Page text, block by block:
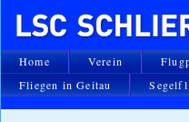
Home Verein
Fliegen in Geitau